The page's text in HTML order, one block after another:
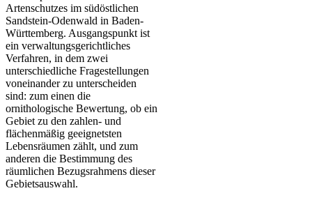
Artenschutzes im südöstlichen
Sandstein-Odenwald in Baden-
Württemberg. Ausgangspunkt ist
ein verwaltungsgerichtliches
Verfahren, in dem zwei
unterschiedliche Fragestellungen
voneinander zu unterscheiden
sind: zum einen die
ornithologische Bewertung, ob ein
Gebiet zu den zahlen- und
flächenmäßig geeignetsten
Lebensräumen zählt, und zum
anderen die Bestimmung des
räumlichen Bezugsrahmens dieser
Gebietsauswahl.